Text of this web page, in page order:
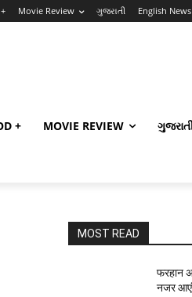
Movie Review ગુજરાતી English News
+ MOVIE REVIEW
MOST READ
फरहान
नजर